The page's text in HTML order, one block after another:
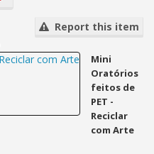
Report this item
Mini
Oratórios
feitos de
PET -
Reciclar
com Arte